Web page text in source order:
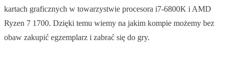
kartach graficznych w towarzystwie procesora i7-6800K i AMD
Ryzen 7 1700. Dzięki temu wiemy na jakim kompie możemy bez
obaw zakupić egzemplarz i zabrać się do gry.